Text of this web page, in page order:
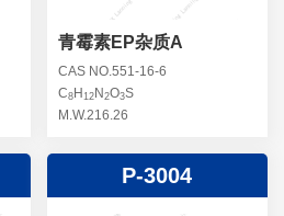
青霉素EP杂质A
CAS NO.551-16-6
C8H 12N 2O3S
M.W.216.26
P-3004